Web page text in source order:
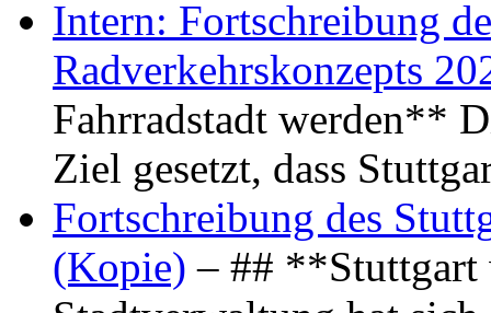
Intern: Fortschreibung
Radverkehrskonzepts
Fahrradstadt werden**
Ziel gesetzt, dass
Fortschreibung des
(Kopie) – ## **Stuttgart